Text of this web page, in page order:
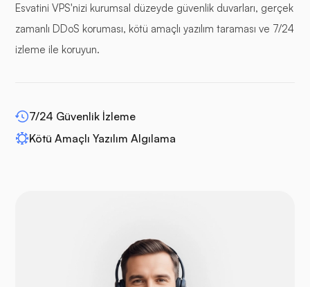
tampon paneller
WP-genişletme
Esvatini VPS'nizi kurumsal düzeyde güvenlik duvarları, gerçek
zamanlı DDoS koruması, kötü amaçlı yazılım taraması ve 7/24
izleme ile koruyun.
7/24 Güvenlik İzleme
Kötü Amaçlı Yazılım Algılama